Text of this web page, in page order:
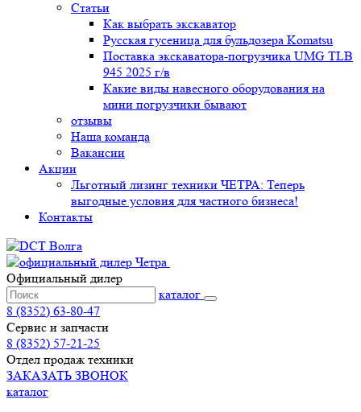
Статьи
Как выбрать экскаватор
Русская гусеница для бульдозера Komatsu
Поставка экскаватора-погрузчика UMG TLB
945 2025 г/в
Какие виды навесного оборудования на
мини погрузчики бывают
отзывы
Наша команда
Вакансии
Акции
Льготный лизинг техники ЧЕТРА: Теперь
выгодные условия для частного бизнеса!
Контакты
Официальный дилер
каталог
8 (8352) 63-80-47
Сервис и запчасти
8 (8352) 57-21-25
Отдел продаж техники
ЗАКАЗАТЬ ЗВОНОК
каталог